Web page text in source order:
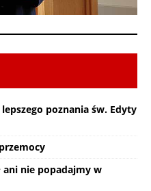
poznania św. Edyty
ani nie popadajmy w